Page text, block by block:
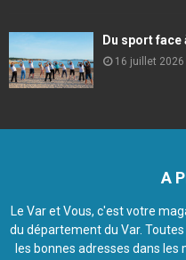
Du sport face
16 juillet 2026
A
Le Var et Vous, c'est votre
du département du Var.
les bonnes adresses dans